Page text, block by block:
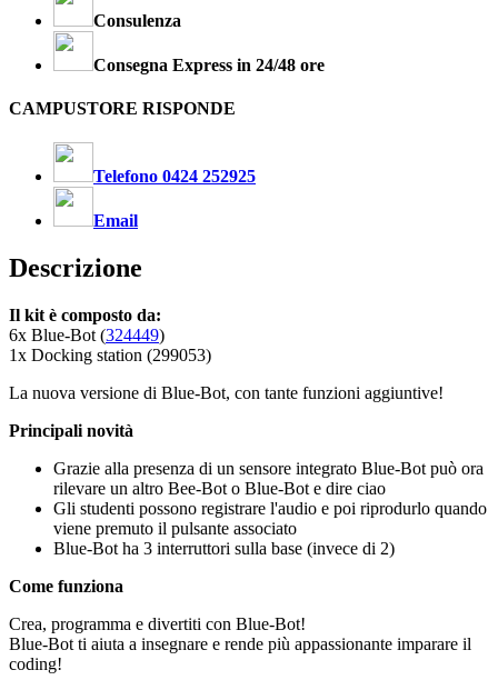
Consulenza
Consegna Express in 24/48 ore
CAMPUSTORE RISPONDE
Telefono 0424 252925
Email
Descrizione
Il kit è composto da:
6x Blue-Bot (324449)
1x Docking station (299053)
La nuova versione di Blue-Bot, con tante funzioni aggiuntive!
Principali novità
Grazie alla presenza di un sensore integrato Blue-Bot può ora
rilevare un altro Bee-Bot o Blue-Bot e dire ciao
Gli studenti possono registrare l'audio e poi riprodurlo quando
viene premuto il pulsante associato
Blue-Bot ha 3 interruttori sulla base (invece di 2)
Come funziona
Crea, programma e divertiti con Blue-Bot!
Blue-Bot ti aiuta a insegnare e rende più appassionante imparare il
coding!